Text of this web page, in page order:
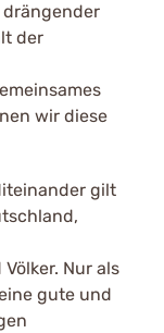
der
wir diese
gilt
Nur als
gute und